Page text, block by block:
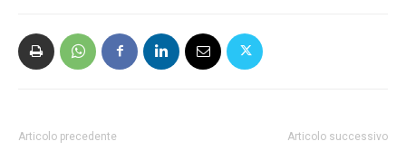
Articolo precedente Articolo successivo